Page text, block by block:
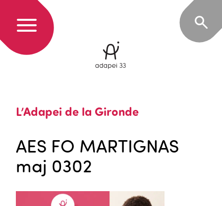
L’Adapei de la Gironde
AES FO MARTIGNAS
maj 0302